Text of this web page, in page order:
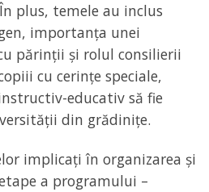
plus, temele au inclus
importanța unei
părinții și rolul consilierii
cu cerințe speciale,
educativ să fie
din grădinițe.
implicați în organizarea și
a programului –